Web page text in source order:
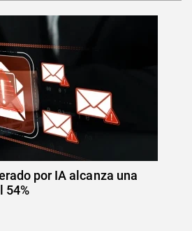
por IA alcanza una
54%